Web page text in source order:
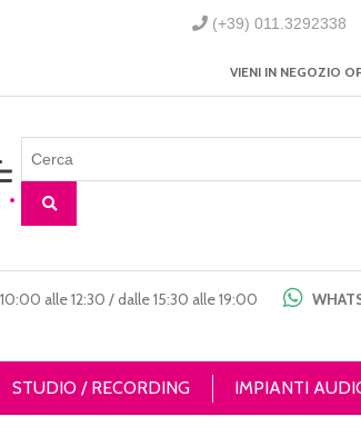
(+39) 011.3292338
VIENI IN NEGOZIO
alle 12:30 / dalle 15:30 alle 19:00
STUDIO / RECORDING IMPIANTI